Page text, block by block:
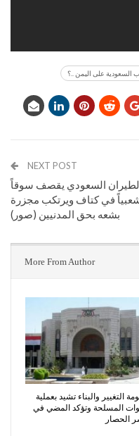
السعودية على اليمن ..؟
NEXT POST
السعودي يقصف سوقاً
في كتاف ويرتكب مجزرة
بشعه بحق المدنيين (صور)
More From Author
التغيير والبناء تشيد بعملية
المسلحة وتؤكد المضي في
الحصار